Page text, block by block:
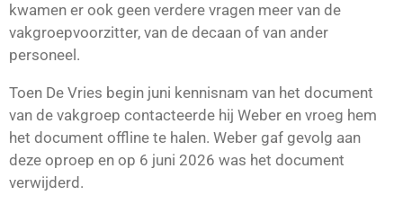
kwamen er ook geen verdere vragen meer van de
vakgroepvoorzitter, van de decaan of van ander
personeel.
Toen De Vries begin juni kennisnam van het document
van de vakgroep contacteerde hij Weber en vroeg hem
het document offline te halen. Weber gaf gevolg aan
deze oproep en op 6 juni 2026 was het document
verwijderd.